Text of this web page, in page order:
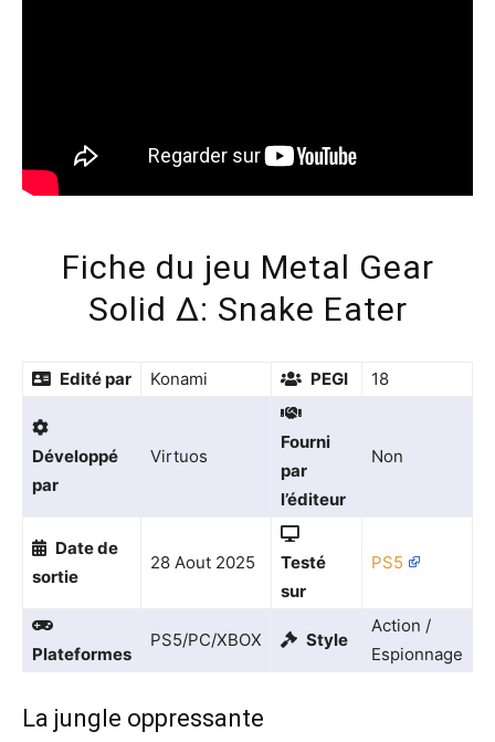
Fiche du jeu Metal Gear
Solid Δ: Snake Eater
Edité par Konami PEGI 18
Développé
par
Virtuos
Fourni
par
l’éditeur
Non
Date de
sortie
28 Aout 2025
Testé
sur
PS5
Plateformes
PS5/PC/XBOX Style
Action /
Espionnage
La jungle oppressante